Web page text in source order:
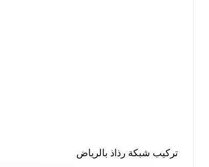
تركيب شبكة رذاذ بالرياض